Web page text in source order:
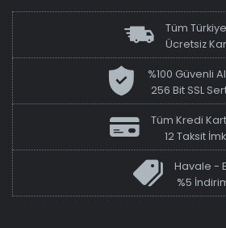
Tüm
Ücretsiz
%100 Güvenli
256 Bit SSL
Tüm Kredi
12 Taksit
Havale -
%5